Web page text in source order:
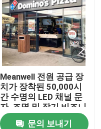
Meanwell 전원 공급 장
치가 장착된 50,000시
간 수명의 LED 채널 문
자, 조명 및 장기 비즈니
스 간판 성능 제공
문의 보내기